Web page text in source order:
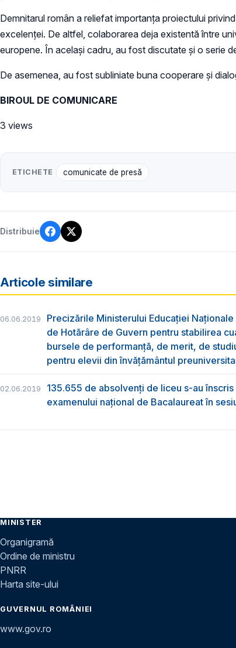
Demnitarul român a reliefat importanța proiectului
excelenței. De altfel, colaborarea deja existentă între
europene. În același cadru, au fost discutate și o serie
De asemenea, au fost subliniate buna cooperare și
BIROUL DE COMUNICARE
3 views
ETICHETE comunicate de presă
Distribuie
Articole similare
06.06.2019
Precizările Ministerului Educației
de Hotărâre de Guvern pentru stabilirea
bursele de performanță, de merit, de
pentru elevii din învățământul
02.06.2019
135.655 de absolvenţi de liceu s-au
examenului naţional de Bacalaureat în
MINISTER
Organigramă
Ordine de ministru
PNRR
Harta site-ului
GUVERNUL ROMÂNIEI
www.gov.ro